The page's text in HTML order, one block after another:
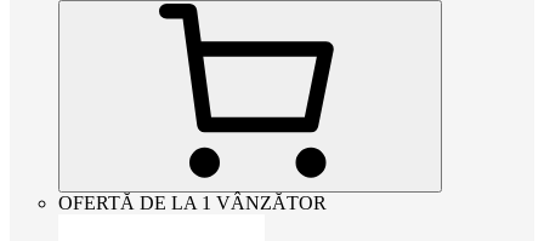
OFERTĂ DE LA 1 VÂNZĂTOR